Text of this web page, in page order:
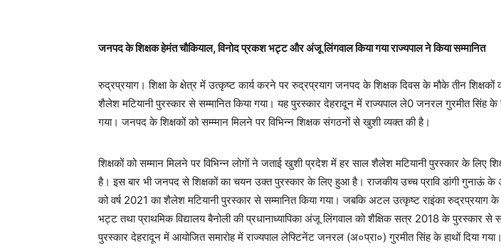
जनपद के शिक्षक हेमंत चौकियाल, विनोद प्रकश भट्ट और अंजू लिंगवाल किया गया राज्यपाल ने किया सम्मानित
रुद्रप्रयाग। शिक्षा के क्षेत्र में उत्कृष्ट कार्य करने पर रुद्रप्रयाग जनपद के शिक्षक दिवस के मौके तीन शिक्षकों
शैलेश मटियानी पुरस्कार से सम्मानित किया गया। यह पुरस्कार देहरादून में राज्यपाल ले0 जनरल गुरमीत सिंह के
गया। जनपद के शिक्षकों को सम्म्मान मिलने पर विभिन्न शिक्षक संगठनों से खुशी व्यक्त की है।
शिक्षकों को सम्मान मिलने पर विभिन्न लोगों ने जताई खुशी प्रदेश में हर साल शैलेश मटियानी पुरस्कार के लिए
है। इस बार भी जनपद से शिक्षकों का चयन उक्त पुरस्कार के लिए हुआ है। राजकीय उच्च प्रावि डांगी गुनाऊं के
को वर्ष 2021 का शैलेश मटियानी पुरस्कार से सम्मानित किया गया। जबकि अटल उत्कृष्ट राइंका रुद्रप्रयाग के
भट्ट तथा प्राथमिक विद्यालय बैनोली की प्रधानाध्यापिका अंजू लिंगवाल को शैक्षिक सत्र 2018 के पुरस्कार से
पुरस्कार देहरादून में आयोजित समारोह में राज्यपाल लेफ्टिनेंट जनरल (अ०प्रा०) गुरमीत सिंह के हाथों दिया